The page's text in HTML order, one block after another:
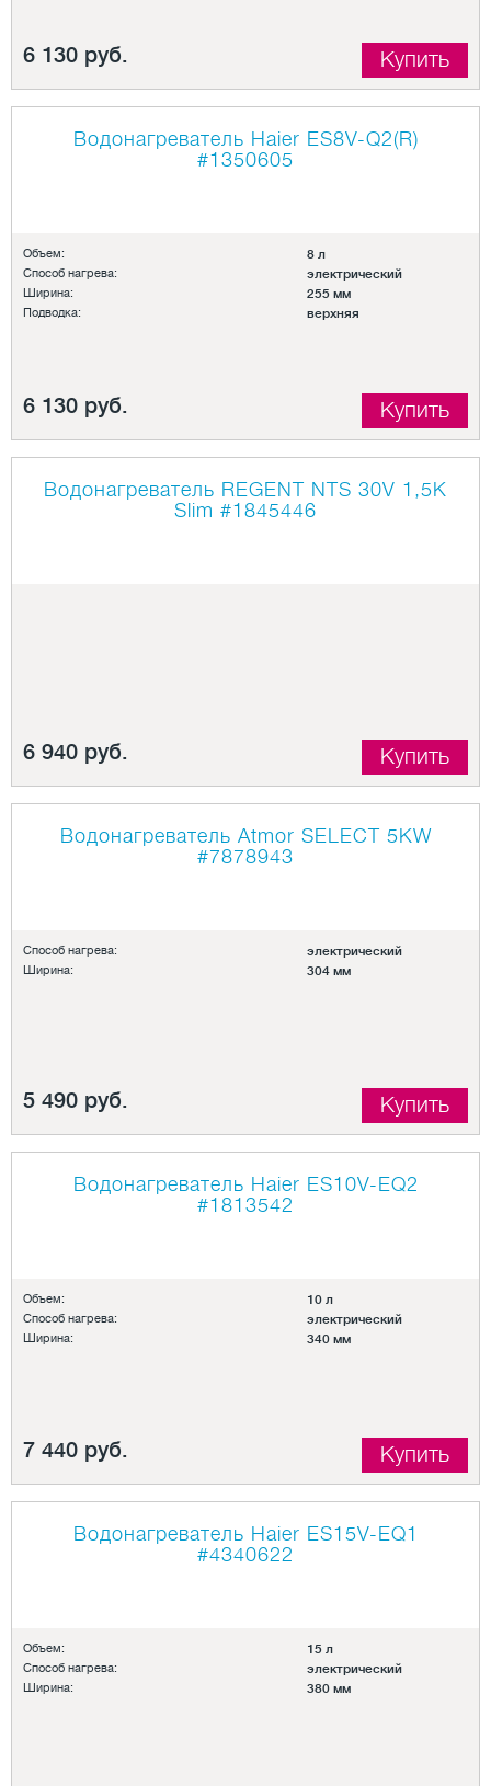
6 130 руб. Купить
Водонагреватель Haier ES8V-Q2(R)
#1350605
Объем: 8 л
Способ нагрева: электрический
Ширина: 255 мм
Подводка: верхняя
6 130 руб. Купить
Водонагреватель REGENT NTS 30V 1,5K
Slim #1845446
6 940 руб. Купить
Водонагреватель Atmor SELECT 5KW
#7878943
Способ нагрева: электрический
Ширина: 304 мм
5 490 руб. Купить
Водонагреватель Haier ES10V-EQ2
#1813542
Объем: 10 л
Способ нагрева: электрический
Ширина: 340 мм
7 440 руб. Купить
Водонагреватель Haier ES15V-EQ1
#4340622
Объем: 15 л
Способ нагрева: электрический
Ширина: 380 мм